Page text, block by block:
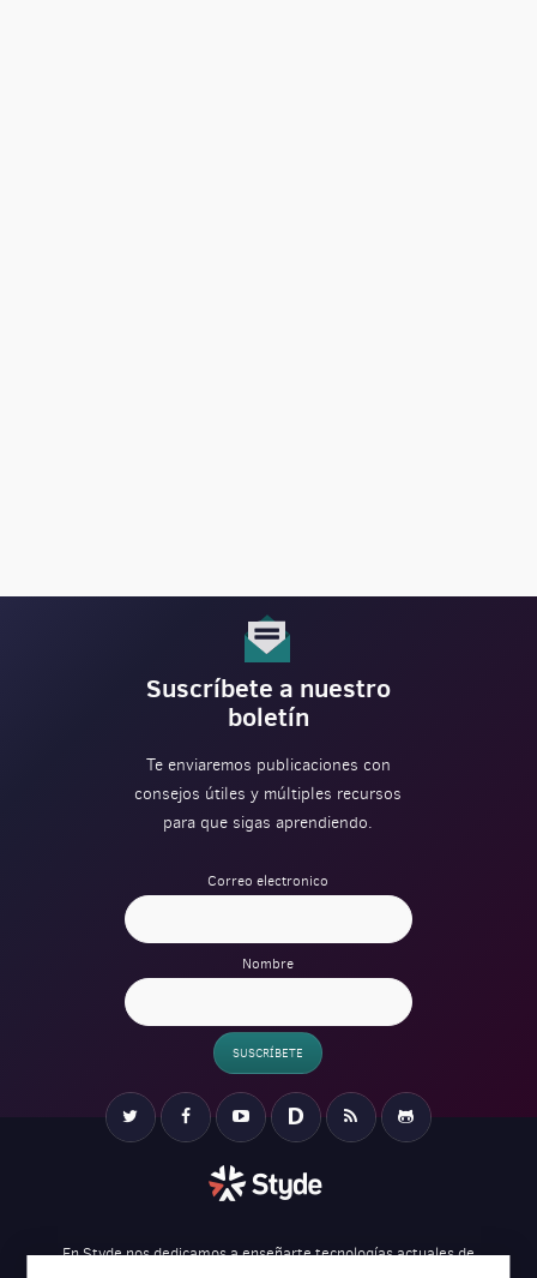
Suscríbete a nuestro
boletín
Te enviaremos publicaciones con
consejos útiles y múltiples recursos
para que sigas aprendiendo.
Correo electronico
Nombre
SUSCRÍBETE
Verification
FacebookYouTube
En Styde nos dedicamos a enseñarte tecnologías actuales de